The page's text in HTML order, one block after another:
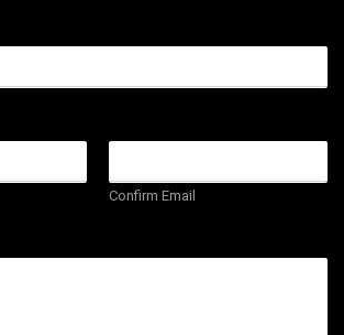
Confirm Email